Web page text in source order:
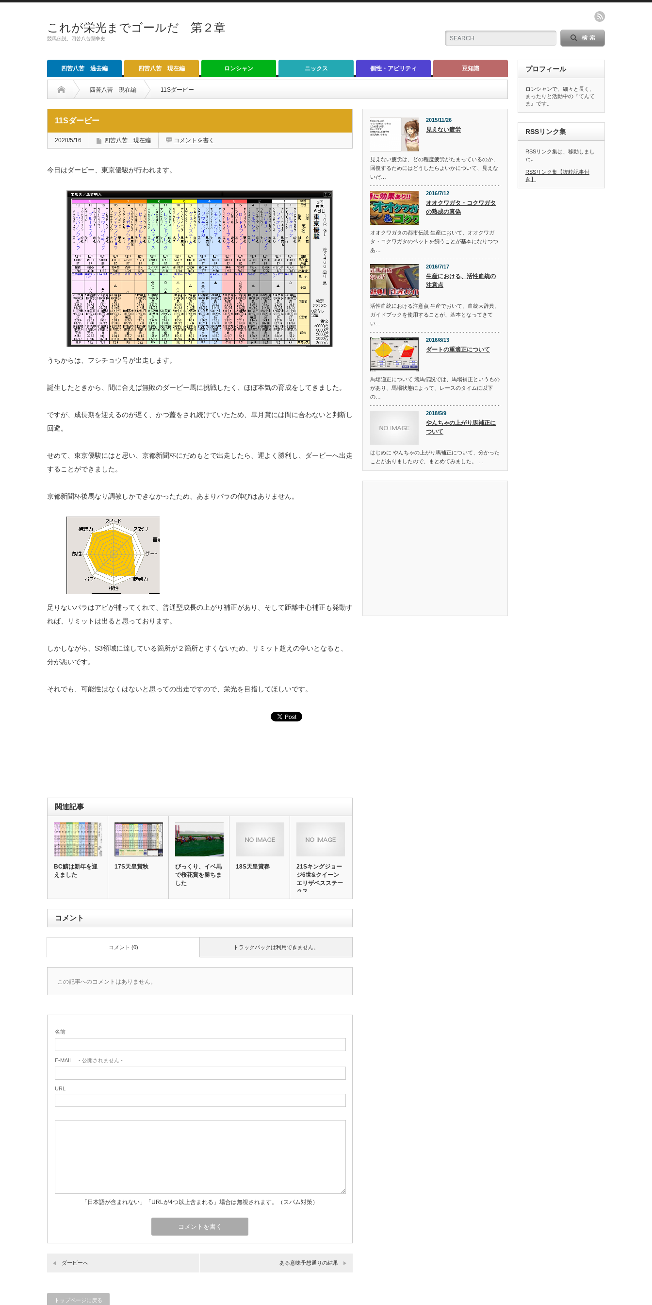
これが栄光までゴールだ 第２章
競馬伝説、四苦八苦闘争史
四苦八苦 過去編 四苦八苦 現在編 ロンシャン ニックス 個性・アビリティ 豆知識
四苦八苦 現在編 11Sダービー
11Sダービー
2020/5/16 四苦八苦 現在編 コメントを書く
今日はダービー、東京優駿が行われます。
うちからは、フシチョウ号が出走します。
誕生したときから、間に合えば無敗のダービー馬に挑戦したく、ほぼ本気の育成をしてきました。
ですが、成長期を迎えるのが遅く、かつ蓋をされ続けていたため、皐月賞には間に合わないと判断し
回避。
せめて、東京優駿にはと思い、京都新聞杯にだめもとで出走したら、運よく勝利し、ダービーへ出走
することができました。
京都新聞杯後馬なり調教しかできなかったため、あまりパラの伸びはありません。
足りないパラはアビが補ってくれて、普通型成長の上がり補正があり、そして距離中心補正も発動す
れば、リミットは出ると思っております。
しかしながら、S3領域に達している箇所が２箇所とすくないため、リミット超えの争いとなると、
分が悪いです。
それでも、可能性はなくはないと思っての出走ですので、栄光を目指してほしいです。
関連記事
BC鯖は新年を迎
えました
17S天皇賞秋
びっくり、イベ馬
で桜花賞を勝ちま
した
18S天皇賞春
21Sキングジョー
ジ6世&クイーン
エリザベスステー
クス…
コメント
トラックバックは利用できません。
コメント (0)
この記事へのコメントはありません。
名前
E-MAIL - 公開されません -
URL
「日本語が含まれない」「URLが4つ以上含まれる」場合は無視されます。（スパム対策）
ダービーへ ある意味予想通りの結果
トップページに戻る
2015/11/26
見えない疲労
見えない疲労は、どの程度疲労がたまっているのか、
回復するためにはどうしたらよいかについて、見えな
いだ…
2016/7/12
オオクワガタ・コクワガタ
の熟成の真偽
オオクワガタの都市伝説 生産において、オオクワガ
タ・コクワガタのペットを飼うことが基本になりつつ
あ…
2016/7/17
生産における、活性血統の
注意点
活性血統における注意点 生産でおいて、血統大辞典、
ガイドブックを使用することが、基本となってきて
い…
2016/8/13
ダートの重適正について
馬場適正について 競馬伝説では、馬場補正というもの
があり、馬場状態によって、レースのタイムに以下
の…
2018/5/9
やんちゃの上がり馬補正に
ついて
はじめに やんちゃの上がり馬補正について、分かった
ことがありましたので、まとめてみました。 …
プロフィール
ロンシャンで、細々と長く、
まったりと活動中の『てんて
ま』です。
RSSリンク集
RSSリンク集は、移動しまし
た。
RSSリンク集【抜粋記事付
き】